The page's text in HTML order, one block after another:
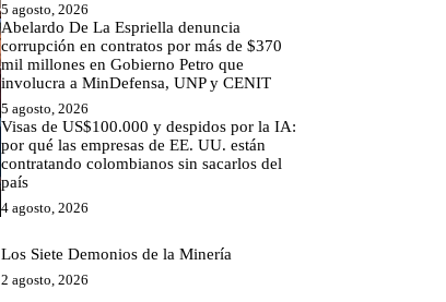
5 agosto, 2026
Abelardo De La Espriella denuncia
corrupción en contratos por más de $370
mil millones en Gobierno Petro que
involucra a MinDefensa, UNP y CENIT
5 agosto, 2026
Visas de US$100.000 y despidos por la IA:
por qué las empresas de EE. UU. están
contratando colombianos sin sacarlos del
país
4 agosto, 2026
Los Siete Demonios de la Minería
2 agosto, 2026